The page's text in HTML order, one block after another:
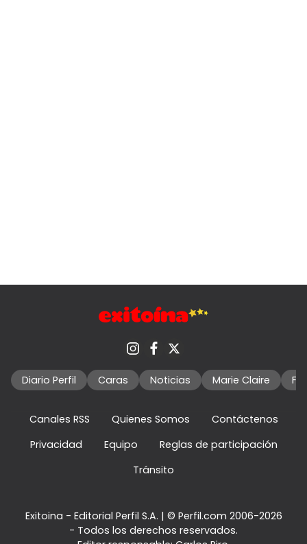
Diario Perfil Caras Noticias Marie Claire
Canales RSS Quienes Somos
Contáctenos
Privacidad
Equipo
Reglas de participación
Tránsito
Exitoina - Editorial Perfil S.A. | © Perfil.com 2006-2026
- Todos los derechos reservados.